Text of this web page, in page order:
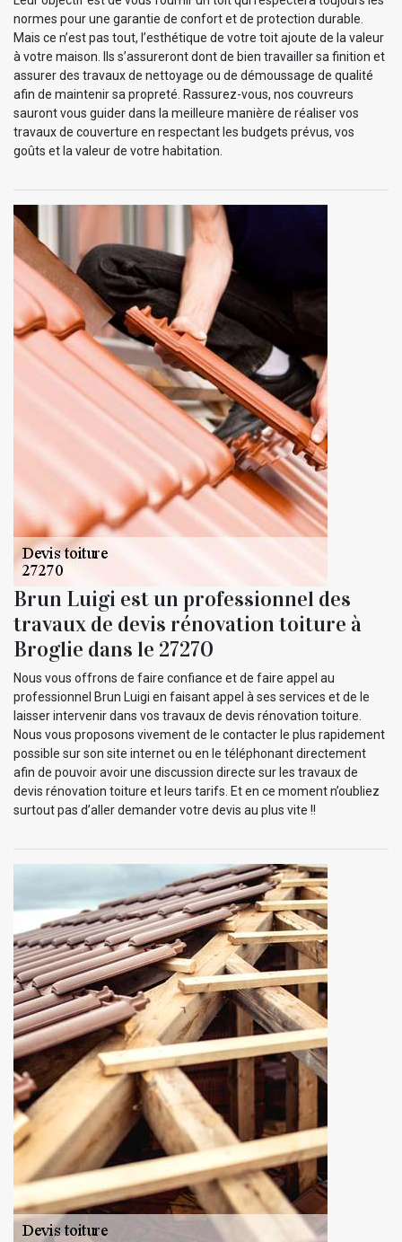
normes pour une garantie de confort et de protection durable.
Mais ce n’est pas tout, l’esthétique de votre toit ajoute de la valeur
à votre maison. Ils s’assureront dont de bien travailler sa finition et
assurer des travaux de nettoyage ou de démoussage de qualité
afin de maintenir sa propreté. Rassurez-vous, nos couvreurs
sauront vous guider dans la meilleure manière de réaliser vos
travaux de couverture en respectant les budgets prévus, vos
goûts et la valeur de votre habitation.
Brun Luigi est un professionnel des
travaux de devis rénovation toiture à
Broglie dans le 27270
Nous vous offrons de faire confiance et de faire appel au
professionnel Brun Luigi en faisant appel à ses services et de le
laisser intervenir dans vos travaux de devis rénovation toiture.
Nous vous proposons vivement de le contacter le plus rapidement
possible sur son site internet ou en le téléphonant directement
afin de pouvoir avoir une discussion directe sur les travaux de
devis rénovation toiture et leurs tarifs. Et en ce moment n’oubliez
surtout pas d’aller demander votre devis au plus vite !!